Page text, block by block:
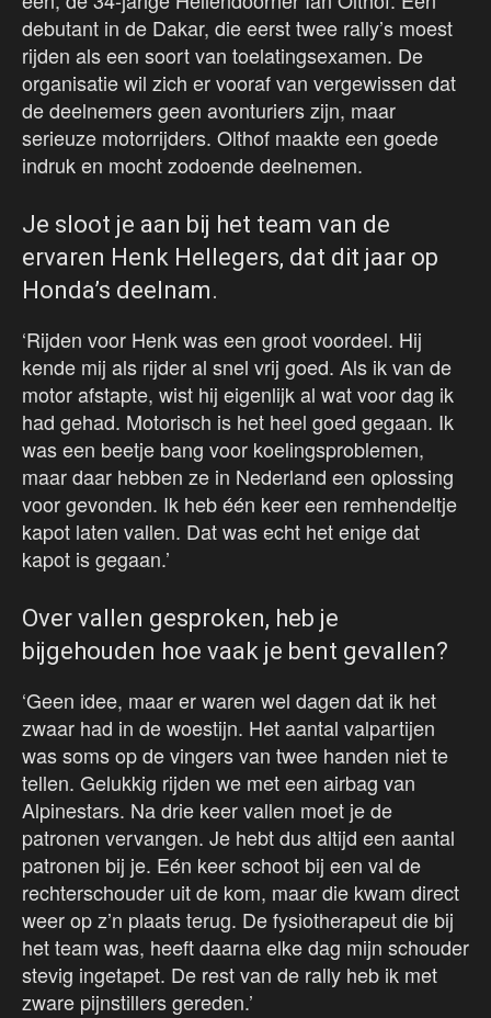
debutant in de Dakar, die eerst twee rally’s moest
rijden als een soort van toelatingsexamen. De
organisatie wil zich er vooraf van vergewissen dat
de deelnemers geen avonturiers zijn, maar
serieuze motorrijders. Olthof maakte een goede
indruk en mocht zodoende deelnemen.
Je sloot je aan bij het team van de
ervaren Henk Hellegers, dat dit jaar op
Honda’s deelnam.
‘Rijden voor Henk was een groot voordeel. Hij
kende mij als rijder al snel vrij goed. Als ik van de
motor afstapte, wist hij eigenlijk al wat voor dag ik
had gehad. Motorisch is het heel goed gegaan. Ik
was een beetje bang voor koelingsproblemen,
maar daar hebben ze in Nederland een oplossing
voor gevonden. Ik heb één keer een remhendeltje
kapot laten vallen. Dat was echt het enige dat
kapot is gegaan.’
Over vallen gesproken, heb je
bijgehouden hoe vaak je bent gevallen?
‘Geen idee, maar er waren wel dagen dat ik het
zwaar had in de woestijn. Het aantal valpartijen
was soms op de vingers van twee handen niet te
tellen. Gelukkig rijden we met een airbag van
Alpinestars. Na drie keer vallen moet je de
patronen vervangen. Je hebt dus altijd een aantal
patronen bij je. Eén keer schoot bij een val de
rechterschouder uit de kom, maar die kwam direct
weer op z’n plaats terug. De fysiotherapeut die bij
het team was, heeft daarna elke dag mijn schouder
stevig ingetapet. De rest van de rally heb ik met
zware pijnstillers gereden.’